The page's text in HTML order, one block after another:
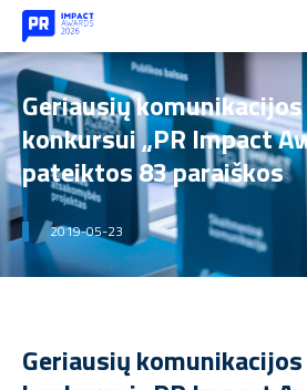
Geriausių
konkursui „PR Impact
pateiktos 83 paraiškos
2019-05-23
Geriausių